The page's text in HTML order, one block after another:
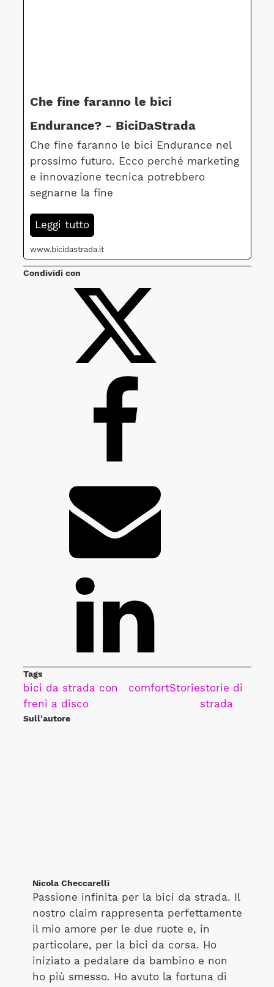
Che fine faranno le bici
Endurance? - BiciDaStrada
Che fine faranno le bici Endurance nel
prossimo futuro. Ecco perché marketing
e innovazione tecnica potrebbero
segnarne la fine
Leggi tutto
www.bicidastrada.it
Condividi con
Tags
bici da strada con
freni a disco
comfortStoriestorie di
strada
Sull'autore
Nicola Checcarelli
Passione infinita per la bici da strada. Il
nostro claim rappresenta perfettamente
il mio amore per le due ruote e, in
particolare, per la bici da corsa. Ho
iniziato a pedalare da bambino e non
ho più smesso. Ho avuto la fortuna di